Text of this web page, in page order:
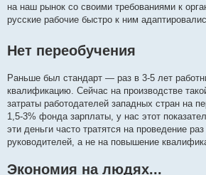
на наш рынок со своими требованиями к
русские рабочие быстро к ним
Нет переобучения
Раньше был стандарт — раз в 3-5 лет
квалификацию. Сейчас на производстве
затраты работодателей западных стран на
1,5-3% фонда зарплаты, у нас этот
эти деньги часто тратятся на проведение
руководителей, а не на повышение
Экономия на людях...